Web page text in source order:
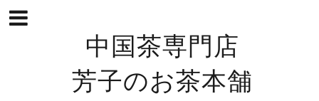
中国茶専門店
芳子のお茶本舗